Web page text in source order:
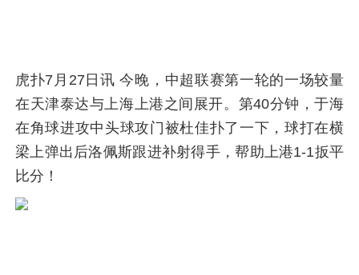
虎扑7月27日讯 今晚，中超联赛第一轮的一场较量
在天津泰达与上海上港之间展开。第40分钟，于海
在角球进攻中头球攻门被杜佳扑了一下，球打在横
梁上弹出后洛佩斯跟进补射得手，帮助上港1-1扳平
比分！